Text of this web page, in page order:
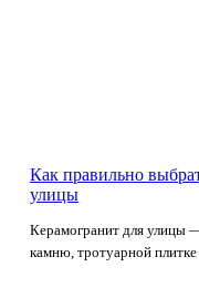
Как правильно
улицы
Керамогранит для улицы
камню, тротуарной плитке